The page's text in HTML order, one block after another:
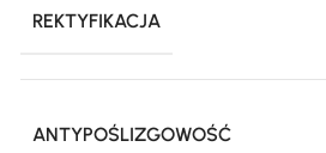
REKTYFIKACJA
ANTYPOŚLIZGOWOŚĆ